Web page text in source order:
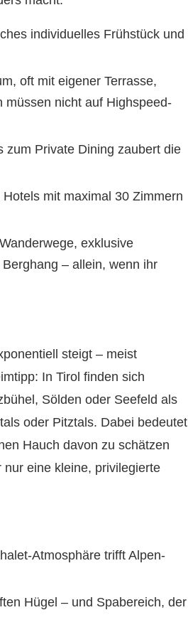
individuelles Frühstück und
oft mit eigener Terrasse,
müssen nicht auf Highspeed-
zum Private Dining zaubert die
mit maximal 30 Zimmern
exklusive
– allein, wenn ihr
steigt – meist
In Tirol finden sich
Sölden oder Seefeld als
oder Pitztals. Dabei bedeutet
Hauch davon zu schätzen
eine kleine, privilegierte
Atmosphäre trifft Alpen-
Hügel – und Spabereich, der